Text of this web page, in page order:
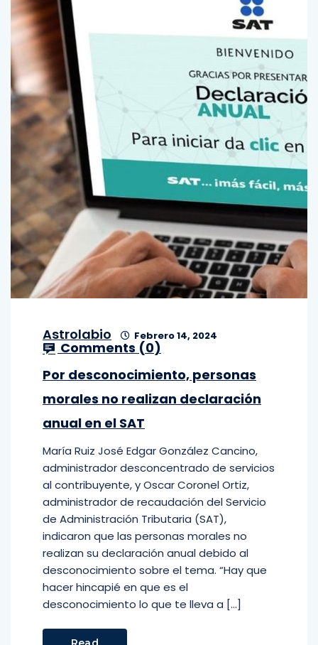
Astrolabio Febrero 14, 2024
Comments (0)
Por desconocimiento, personas
morales no realizan declaración
anual en el SAT
María Ruiz José Edgar González Cancino,
administrador desconcentrado de servicios
al contribuyente, y Oscar Coronel Ortiz,
administrador de recaudación del Servicio
de Administración Tributaria (SAT),
indicaron que las personas morales no
realizan su declaración anual debido al
desconocimiento sobre el tema. “Hay que
hacer hincapié en que es el
desconocimiento lo que te lleva a […]